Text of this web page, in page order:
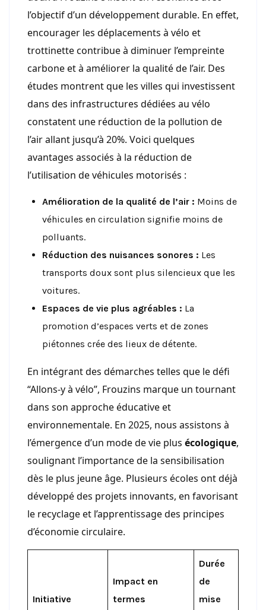
l’objectif d’un développement durable. En effet,
encourager les déplacements à vélo et
trottinette contribue à diminuer l’empreinte
carbone et à améliorer la qualité de l’air. Des
études montrent que les villes qui investissent
dans des infrastructures dédiées au vélo
constatent une réduction de la pollution de
l’air allant jusqu’à 20%. Voici quelques
avantages associés à la réduction de
l’utilisation de véhicules motorisés :
Amélioration de la qualité de l’air : Moins de
véhicules en circulation signifie moins de
polluants.
Réduction des nuisances sonores : Les
transports doux sont plus silencieux que les
voitures.
Espaces de vie plus agréables : La
promotion d’espaces verts et de zones
piétonnes crée des lieux de détente.
En intégrant des démarches telles que le défi
“Allons-y à vélo”, Frouzins marque un tournant
dans son approche éducative et
environnementale. En 2025, nous assistons à
l’émergence d’un mode de vie plus écologique,
soulignant l’importance de la sensibilisation
dès le plus jeune âge. Plusieurs écoles ont déjà
développé des projets innovants, en favorisant
le recyclage et l’apprentissage des principes
d’économie circulaire.
Initiative
Impact en
termes
Durée
de
mise